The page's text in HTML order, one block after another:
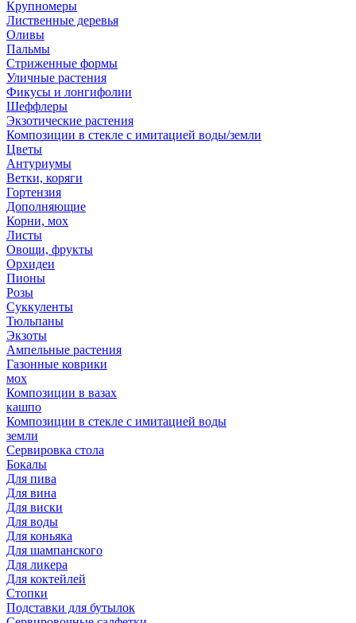
Крупномеры
Лиственные деревья
Оливы
Пальмы
Стриженные формы
Уличные растения
Фикусы и лонгифолии
Шеффлеры
Экзотические растения
Композиции в стекле с имитацией воды/земли
Цветы
Антуриумы
Ветки, коряги
Гортензия
Дополняющие
Корни, мох
Листы
Овощи, фрукты
Орхидеи
Пионы
Розы
Суккуленты
Тюльпаны
Экзоты
Ампельные растения
Газонные коврики
мох
Композиции в вазах
кашпо
Композиции в стекле с имитацией воды
земли
Сервировка стола
Бокалы
Для пива
Для вина
Для виски
Для воды
Для коньяка
Для шампанского
Для ликера
Для коктейлей
Стопки
Подставки для бутылок